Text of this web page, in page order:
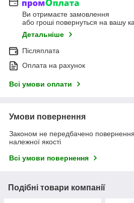
Ви отримаєте замовлення
або гроші повернуться на вашу
Детальніше
Післяплата
Оплата на рахунок
Всі умови оплати
Умови повернення
Законом не передбачено
належної якості
Всі умови повернення
Подібні товари компанії